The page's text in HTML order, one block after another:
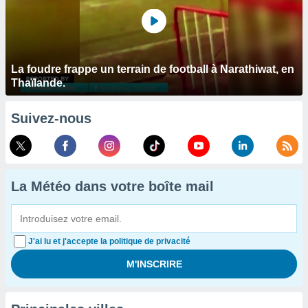
La foudre frappe un terrain de football à Narathiwat, en
Thaïlande.
Suivez-nous
La Météo dans votre boîte mail
J'ai lu et j'accepte la politique de privacité